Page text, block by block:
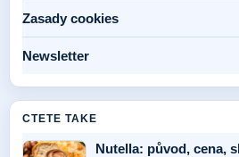
Zasady cookies
Newsletter
CTETE TAKE
Nutella: původ, cena,